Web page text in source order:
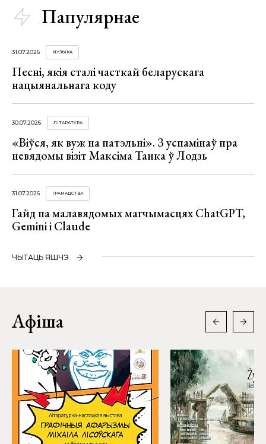
Папулярнае
31.07.2026 МУЗЫКА
Песні, якія сталі часткай беларускага
нацыянальнага коду
30.07.2026 ЛІТАРАТУРА
«Віўся, як вуж на патэльні». З успамінаў пра
невядомы візіт Максіма Танка ў Лодзь
31.07.2026 ГРАМАДСТВА
Гайд па малавядомых магчымасцях ChatGPT,
Gemini і Claude
ЧЫТАЦЬ ЯШЧЭ
Афіша